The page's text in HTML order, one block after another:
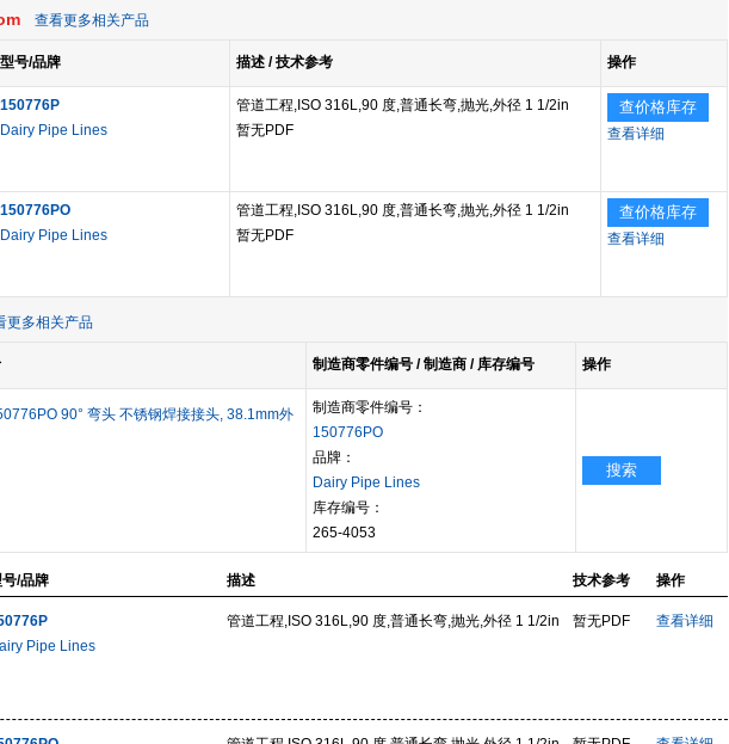
查看更多相关产品
型号/品牌 描述 / 技术参考 操作
150776P
Dairy Pipe Lines
管道工程,ISO 316L,90 度,普通长弯,抛光,外径 1 1/2in
暂无PDF
查价格库存
查看详细
150776PO
Dairy Pipe Lines
管道工程,ISO 316L,90 度,普通长弯,抛光,外径 1 1/2in
暂无PDF
查价格库存
查看详细
更多相关产品
制造商零件编号 / 制造商 / 库存编号 操作
90° 弯头 不锈钢焊接接头, 38.1mm外
制造商零件编号：
150776PO
品牌：
Dairy Pipe Lines
库存编号：
265-4053
搜索
/品牌 描述 技术参考 操作
Pipe Lines
管道工程,ISO 316L,90 度,普通长弯,抛光,外径 1 1/2in 暂无PDF 查看详细